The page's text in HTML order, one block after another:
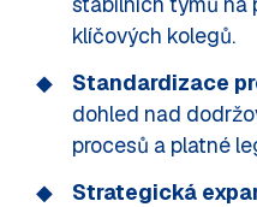
klíčových kolegů.
Standardizace
dohled nad
procesů a platné
Strategická